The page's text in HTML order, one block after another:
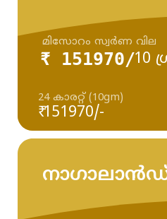
₹ 151970/10
₹ 151970/-
24 കാരറ്റ് (10gm)
മിസോറം സ്വർണ വില